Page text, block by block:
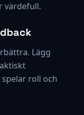
värdefull.
Lägg
roll och